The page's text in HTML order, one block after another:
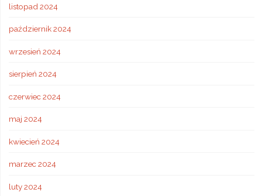
listopad 2024
październik 2024
wrzesień 2024
sierpień 2024
czerwiec 2024
maj 2024
kwiecień 2024
marzec 2024
luty 2024